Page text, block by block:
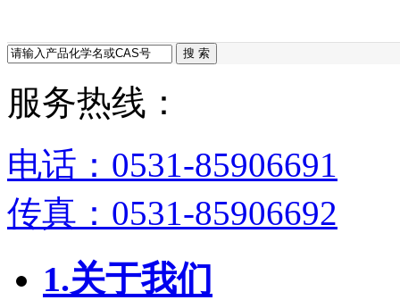
搜 索
服务热线：
电话：0531-85906691
传真：0531-85906692
1.关于我们